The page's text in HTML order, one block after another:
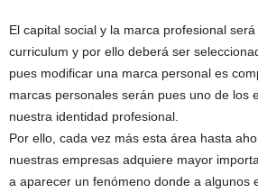
El capital social y la marca profesional
curriculum y por ello deberá ser
pues modificar una marca personal es
marcas personales serán pues uno de los
nuestra identidad profesional.
Por ello, cada vez más esta área hasta
nuestras empresas adquiere mayor
a aparecer un fenómeno donde a algunos